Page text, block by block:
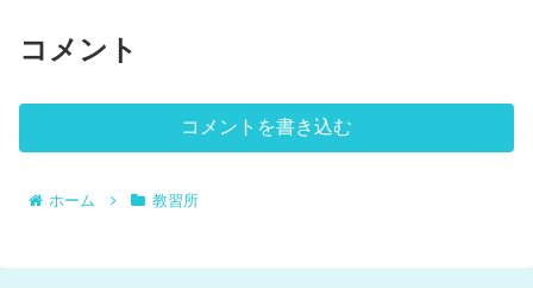
コメント
コメントを書き込む
ホーム 教習所